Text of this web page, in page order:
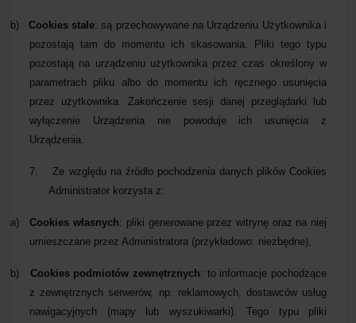
b) Cookies stałe: są przechowywane na Urządzeniu Użytkownika i
pozostają tam do momentu ich skasowania. Pliki tego typu
pozostają na urządzeniu użytkownika przez czas określony w
parametrach pliku albo do momentu ich ręcznego usunięcia
przez użytkownika. Zakończenie sesji danej przeglądarki lub
wyłączenie Urządzenia nie powoduje ich usunięcia z
Urządzenia.
7.
Ze względu na źródło pochodzenia danych plików Cookies
Administrator korzysta z:
a) Cookies własnych: pliki generowane przez witrynę oraz na niej
umieszczane przez Administratora (przykładowo: niezbędne),
b) Cookies podmiotów zewnętrznych: to informacje pochodzące
z zewnętrznych serwerów, np. reklamowych, dostawców usług
nawigacyjnych (mapy lub wyszukiwarki). Tego typu pliki